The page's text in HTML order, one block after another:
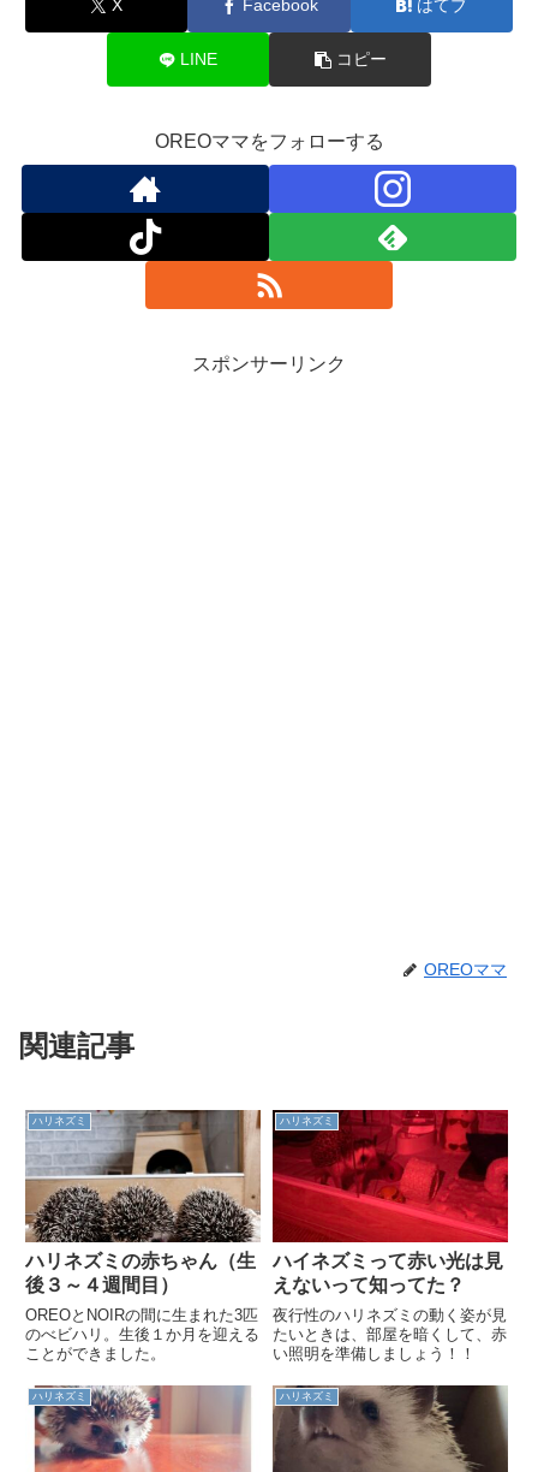
X Facebook はてブ
LINE コピー
OREOママをフォローする
スポンサーリンク
OREOママ
関連記事
ハリネズミ
ハリネズミの赤ちゃん（生
後３～４週間目）
OREOとNOIRの間に生まれた3匹
のべビハリ。生後１か月を迎える
ことができました。
ハリネズミ
ハイネズミって赤い光は見
えないって知ってた？
夜行性のハリネズミの動く姿が見
たいときは、部屋を暗くして、赤
い照明を準備しましょう！！
ハリネズミ ハリネズミ